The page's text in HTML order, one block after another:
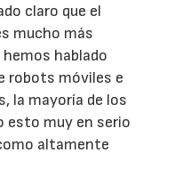
claro que el
mucho más
hablado
robots móviles e
la mayoría de los
esto muy en serio
altamente